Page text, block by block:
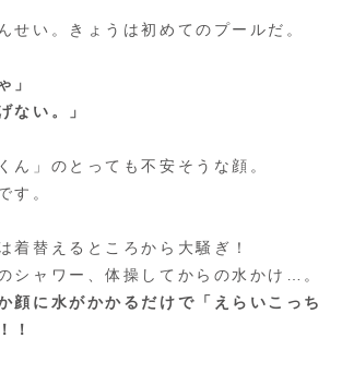
い。きょうは初めてのプールだ。
」
ない。」
ん」のとっても不安そうな顔。
す。
着替えるところから大騒ぎ！
シャワー、体操してからの水かけ…。
顔に水がかかるだけで「えらいこっち
！